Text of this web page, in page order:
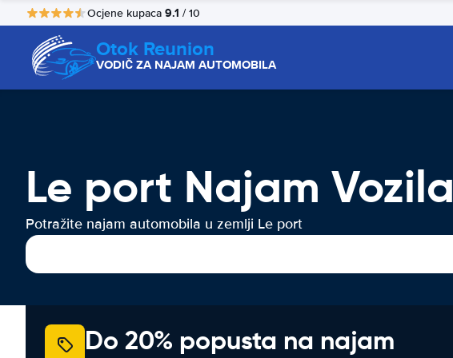
Ocjene kupaca 9.1 / 10
Otok Reunion
VODIČ ZA NAJAM AUTOMOBILA
Le port Najam Vozila
Potražite najam automobila u zemlji Le port
Do 20% popusta na najam